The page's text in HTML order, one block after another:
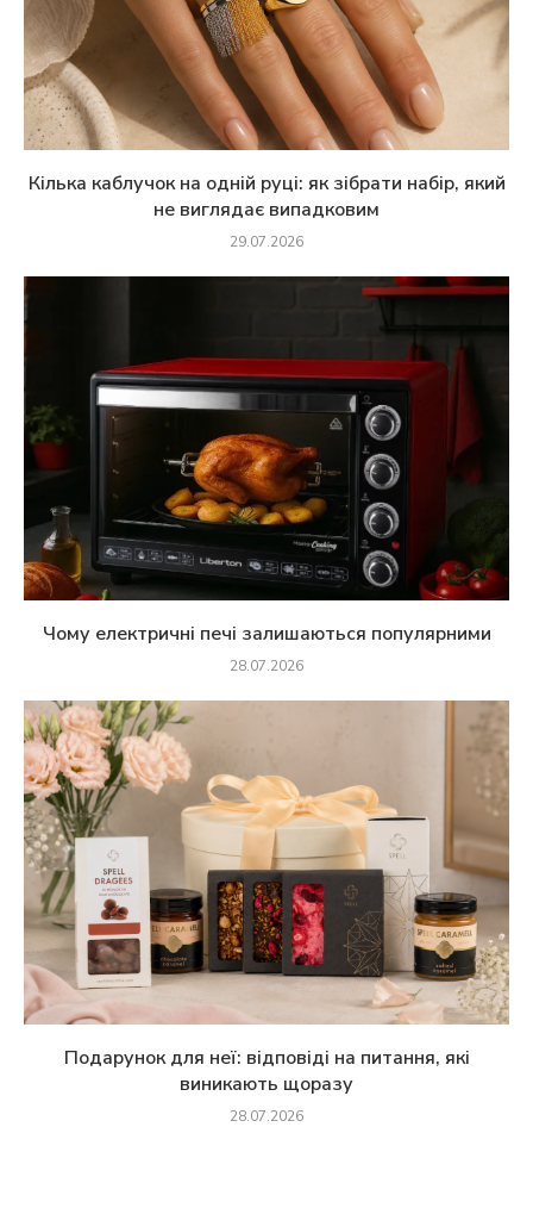
Кілька каблучок на одній руці: як зібрати набір, який
не виглядає випадковим
29.07.2026
Чому електричні печі залишаються популярними
28.07.2026
Подарунок для неї: відповіді на питання, які
виникають щоразу
28.07.2026